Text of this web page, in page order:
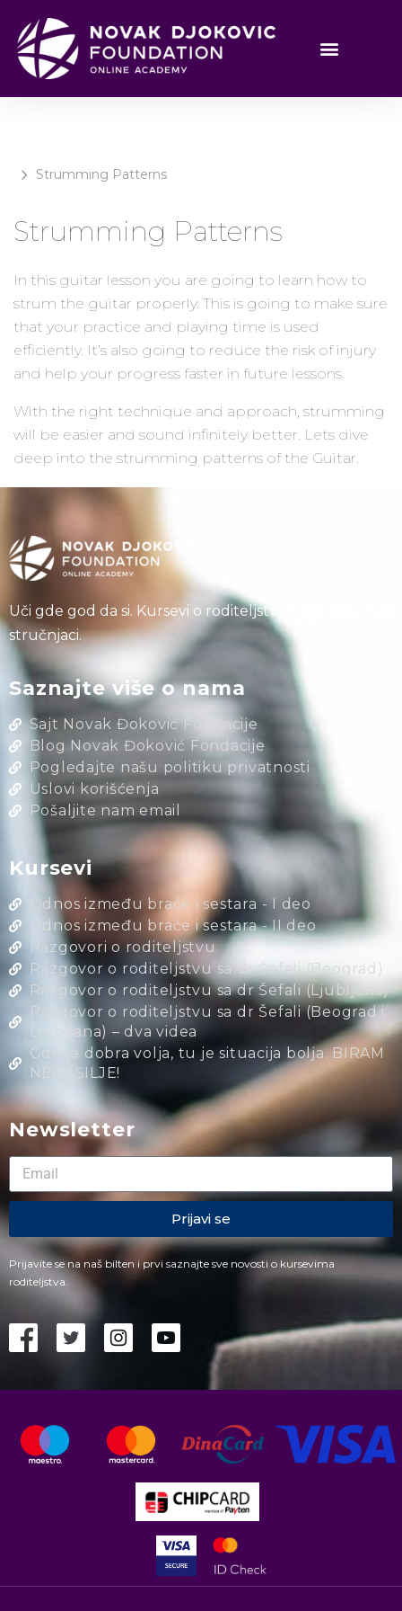
Strumming Patterns
Strumming Patterns
In this guitar lesson you are going to learn how to
strum the guitar properly. This is going to make sure
that your practice and playing time is used
efficiently. It’s also going to reduce the risk of injury
and help your progress faster in future lessons.
With the right technique and approach, strumming
will be easier and sound infinitely better. Lets dive
deep into the strumming patterns of the Guitar.
Uči gde god da si. Kursevi o roditeljstvu koje vode naši
stručnjaci.
Saznajte više o nama
Sajt Novak Đoković Fondacije
Blog Novak Đoković Fondacije
Pogledajte našu politiku privatnosti
Uslovi korišćenja
Pošaljite nam email
Kursevi
Odnos između braće i sestara - I deo
Odnos između braće i sestara - II deo
Razgovori o roditeljstvu
Razgovor o roditeljstvu sa dr Šefali (Beograd)
Razgovor o roditeljstvu sa dr Šefali (Ljubljana)
Razgovor o roditeljstvu sa dr Šefali (Beograd i
Ljubljana) – dva videa
Gde je dobra volja, tu je situacija bolja. BIRAM
NENASILJE!
Newsletter
Prijavi se
Prijavite se na naš bilten i prvi saznajte sve novosti o kursevima
roditeljstva.